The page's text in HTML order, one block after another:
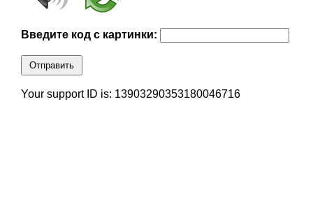
Введите код с картинки:
Отправить
Your support ID is: 13903290353180046716